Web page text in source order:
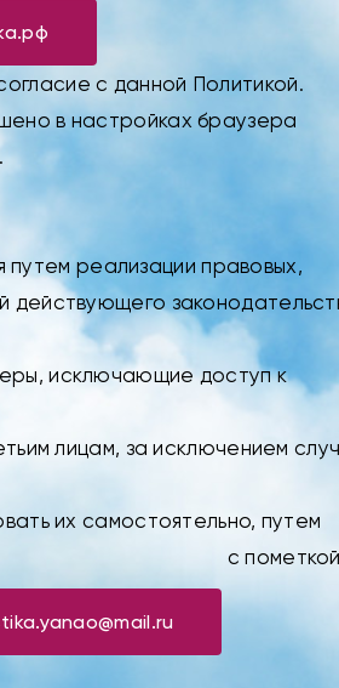
с данной Политикой.
в настройках браузера
реализации правовых,
действующего
исключающие доступ к
лицам, за исключением
их самостоятельно, путем
с пометкой